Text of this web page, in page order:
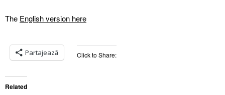
The English version here
Click to Share:
Partajează
Related